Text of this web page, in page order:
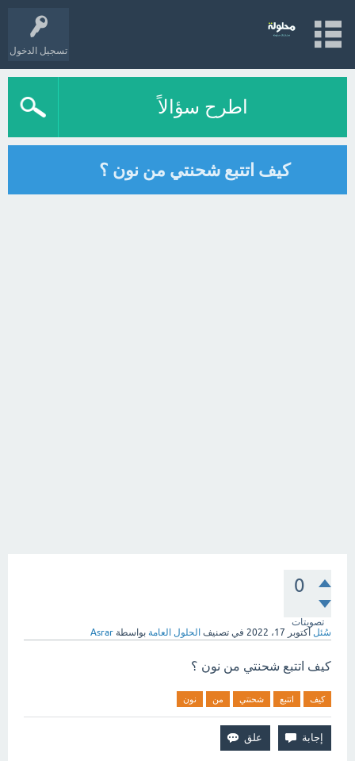
تسجيل الدخول
اطرح سؤالاً
كيف اتتبع شحنتي من نون ؟
0
تصويتات
سُئل أكتوبر 17، 2022 في تصنيف الحلول العامة بواسطة Asrar
كيف اتتبع شحنتي من نون ؟
كيف اتتبع شحنتي من نون